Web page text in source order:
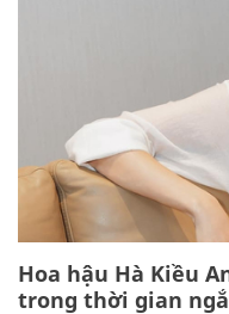
Hoa hậu Hà Kiều
trong thời gian